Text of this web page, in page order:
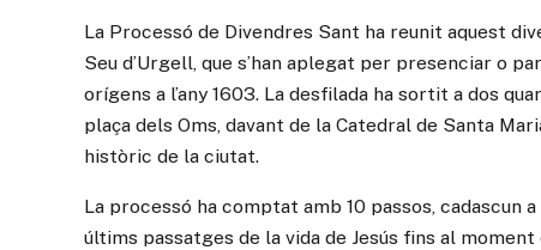
La Processó de Divendres Sant ha reunit aquest
Seu d’Urgell, que s’han aplegat per presenciar o
orígens a l’any 1603. La desfilada ha sortit a dos
plaça dels Oms, davant de la Catedral de Santa
històric de la ciutat.
La processó ha comptat amb 10 passos, cadascun
últims passatges de la vida de Jesús fins al